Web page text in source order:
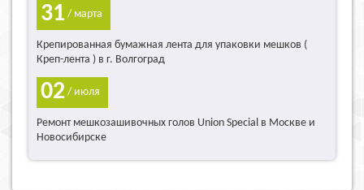
31 / марта
Крепированная бумажная лента для упаковки мешков (
Креп-лента ) в г. Волгоград
02 / июля
Ремонт мешкозашивочных голов Union Special в Москве и
Новосибирске